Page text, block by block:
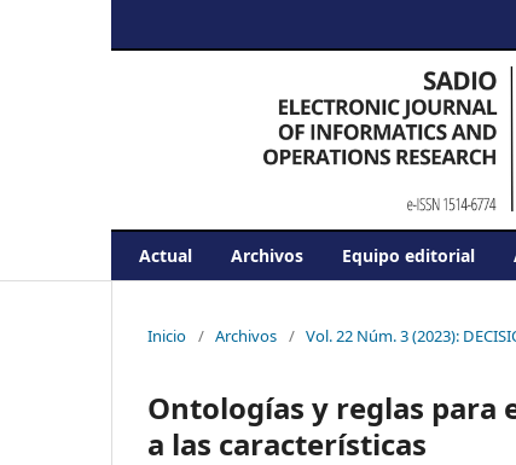
Actual Archivos Equipo editorial
Inicio / Archivos / Vol. 22 Núm. 3 (2023):
Ontologías y reglas para
a las características